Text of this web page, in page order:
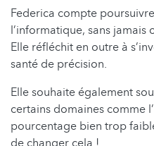
Federica compte
l’informatique, sans jamais
Elle réfléchit en outre à
santé de précision.
Elle souhaite également
certains domaines comme
pourcentage bien trop